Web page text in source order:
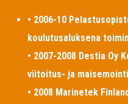
• 2006-10
koulutusaluksena
• 2007-2008 Destia Oy
viitoitus- ja
• 2008 Marinetek